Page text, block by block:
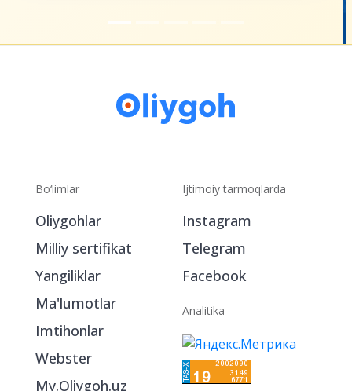
Bo‘limlar
Oliygohlar
Milliy sertifikat
Yangiliklar
Ma'lumotlar
Imtihonlar
Webster
My.Oliygoh.uz
Ijtimoiy tarmoqlarda
Instagram
Telegram
Facebook
Analitika